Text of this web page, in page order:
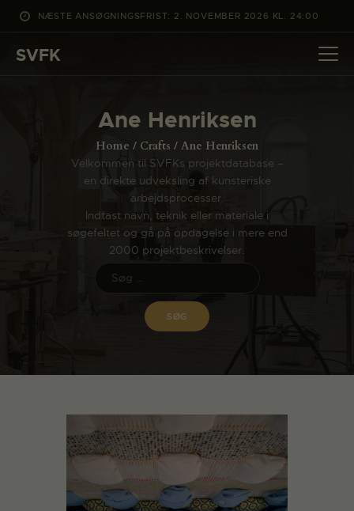
NÆSTE ANSØGNINGSFRIST: 2. NOVEMBER 2026 KL. 24:00
SVFK
Ane Henriksen
Home Crafts Ane Henriksen
Velkommen til SVFKs projektdatabase –
en direkte udveksling af kunsteriske
arbejdsprocesser.
Indtast navn, teknik eller materiale i
søgefeltet og gå på opdagelse i mere end
2000 projektbeskrivelser.
DET SKER
CHANNEL
ANSØG
OM SVFK
ENGLISH